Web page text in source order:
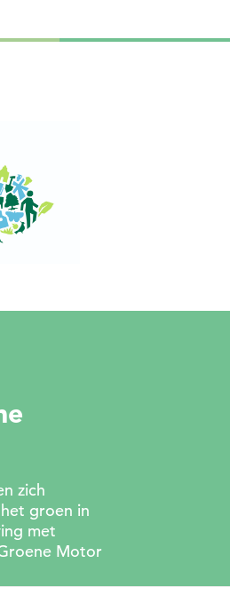
zich
groen in
met
Motor